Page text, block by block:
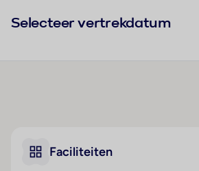
Selecteer vertrekdatum
Faciliteiten